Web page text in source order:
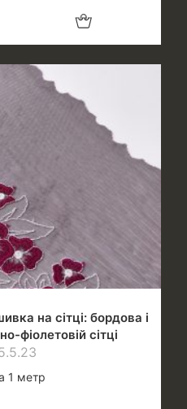
Додати в кошик
на сітці: бордова і
фіолетовій сітці
1 метр